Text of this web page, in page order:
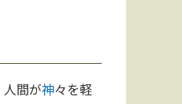
間が神々を軽